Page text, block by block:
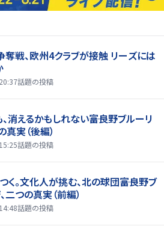
戦、欧州4クラブが接触 リーズには
話題の投稿
消えるかもしれない――富良野ブルーリ
真実（後編）
話題の投稿
く。文化人が挑む、北の球団――富良野ブ
二つの真実（前編）
話題の投稿